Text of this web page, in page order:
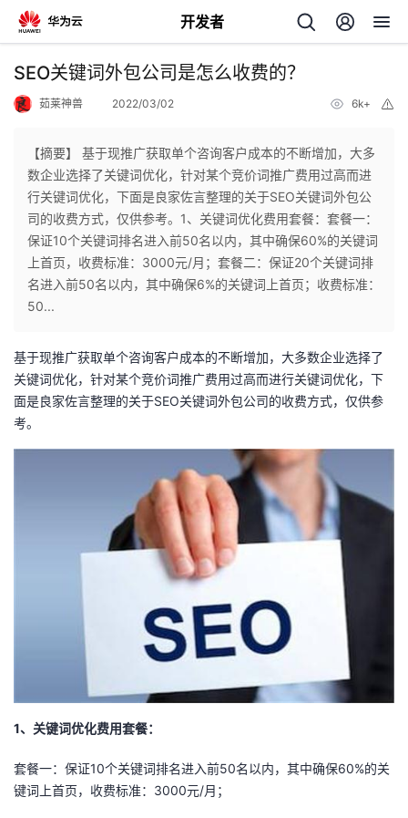
开发者
返
个
人
主
页
我
的
开
发
子
直
的
动
我
关
的
我
SEO关键词外包公司是怎么收费的？
茹莱神兽 2022/03/02 6k+
【摘要】 基于现推广获取单个咨询客户成本的不断增加，大多
数企业选择了关键词优化，针对某个竞价词推广费用过高而进
行关键词优化，下面是良家佐言整理的关于SEO关键词外包公
司的收费方式，仅供参考。1、关键词优化费用套餐：套餐一：
保证10个关键词排名进入前50名以内，其中确保60%的关键词
上首页，收费标准：3000元/月；套餐二：保证20个关键词排
名进入前50名以内，其中确保6%的关键词上首页；收费标准：
50...
基于现推广获取单个咨询客户成本的不断增加，大多数企业选择了
关键词优化，针对某个竞价词推广费用过高而进行关键词优化，下
面是良家佐言整理的关于SEO关键词外包公司的收费方式，仅供参
考。
1、关键词优化费用套餐：
套餐一：保证10个关键词排名进入前50名以内，其中确保60%的关
键词上首页，收费标准：3000元/月；